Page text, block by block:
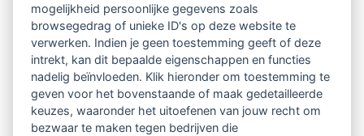
Vindbaar voor opdrachtgevers
Tijdschrift voor
Begeleidingskunde & kennisbank
Beroepsregistratie (LVSC keurmerk)
mogelijkheid persoonlijke gegevens zoals
browsegedrag of unieke ID's op deze website te
verwerken. Indien je geen toestemming geeft of deze
intrekt, kan dit bepaalde eigenschappen en functies
nadelig beïnvloeden. Klik hieronder om toestemming te
geven voor het bovenstaande of maak gedetailleerde
keuzes, waaronder het uitoefenen van jouw recht om
bezwaar te maken tegen bedrijven die